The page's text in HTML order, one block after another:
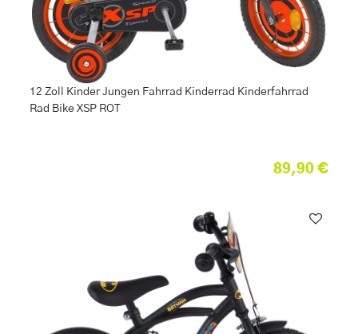
12 Zoll Kinder Jungen Fahrrad Kinderrad Kinderfahrrad
Rad Bike XSP ROT
89,90 €